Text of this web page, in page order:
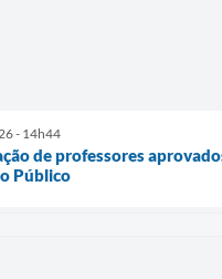
- 14h44
de professores
Público